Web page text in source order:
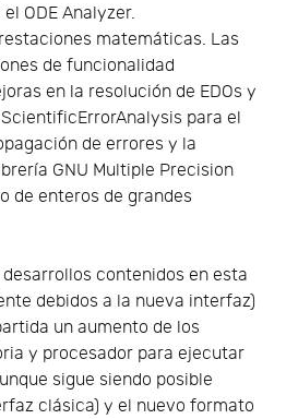
ODE Analyzer.
matemáticas. Las
de funcionalidad
en la resolución de EDOs y
para el
de errores y la
GNU Multiple Precision
de enteros de grandes
contenidos en esta
debidos a la nueva interfaz)
un aumento de los
y procesador para ejecutar
sigue siendo posible
clásica) y el nuevo formato